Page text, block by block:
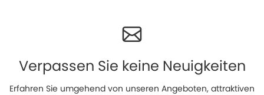
Verpassen Sie keine Neuigkeiten
Erfahren Sie umgehend von unseren Angeboten, attraktiven